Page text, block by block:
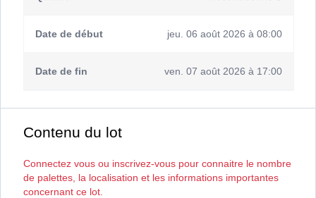
Date de début jeu. 06 août 2026 à 08:00
Date de fin ven. 07 août 2026 à 17:00
Contenu du lot
Connectez vous ou inscrivez-vous pour connaitre le nombre
de palettes, la localisation et les informations importantes
concernant ce lot.